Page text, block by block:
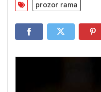
prozor rama